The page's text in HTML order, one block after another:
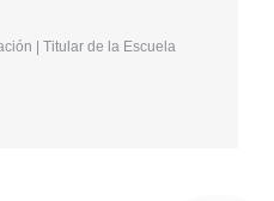
| Titular de la Escuela